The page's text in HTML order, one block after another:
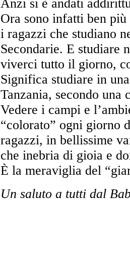
Anzi si è andati
Ora sono infatti ben
i ragazzi che studiano
Secondarie. E studiare
viverci tutto il giorno,
Significa studiare in
Tanzania, secondo una
Vedere i campi e
“colorato” ogni giorno
ragazzi, in bellissime
che inebria di gioia e
È la meraviglia del
Un saluto a tutti dal